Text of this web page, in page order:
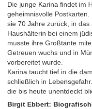
Die junge Karina findet im
geheimnisvolle
sie 70 Jahre zurück, in
Haushälterin bei einem
musste ihre Großtante
Getreuen wuchs und in
vorbereitet wurde.
Karina taucht tief in die
schließlich in
die bis heute unentdeckt
Birgit Ebbert: